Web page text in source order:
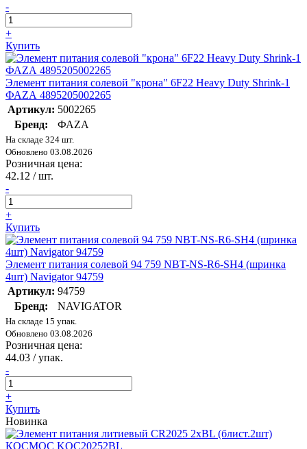
-
+
Купить
Элемент питания солевой "крона" 6F22 Heavy Duty Shrink-1
ФАZА 4895205002265
Артикул: 5002265
Бренд:
ФАZA
На складе 324 шт.
Обновлено 03.08.2026
Розничная цена:
42.12 / шт.
-
+
Купить
Элемент питания солевой 94 759 NBT-NS-R6-SH4 (шринка
4шт) Navigator 94759
Артикул: 94759
Бренд:
NAVIGATOR
На складе 15 упак.
Обновлено 03.08.2026
Розничная цена:
44.03 / упак.
-
+
Купить
Новинка